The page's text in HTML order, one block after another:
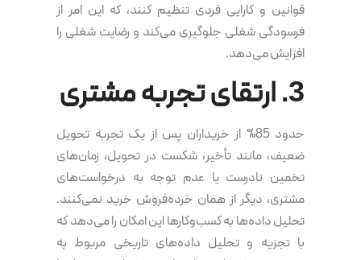
قوانین و کارایی فردی تنظیم کنند، که این امر از
فرسودگی شغلی جلوگیری می‌کند و رضایت شغلی را
افزایش می‌دهد.
3. ارتقای تجربه مشتری
حدود 85% از خریداران پس از یک تجربه تحویل
ضعیف، مانند تأخیر، شکست در تحویل، زمان‌های
تخمین نادرست یا عدم توجه به درخواست‌های
مشتری، دیگر از همان خرده‌فروش خرید نمی‌کنند.
تحلیل داده‌ها به کسب‌وکارها این امکان را می‌دهد که
با تجزیه‌ و تحلیل داده‌های تاریخی مربوط به